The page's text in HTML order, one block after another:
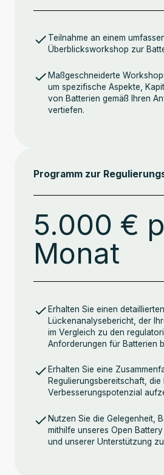
Teilnahme an einem
Überblicksworkshop zur
Maßgeschneiderte
um spezifische Aspekte,
von Batterien gemäß Ihren
vertiefen.
Programm zur
5.000 €
Monat
Erhalten Sie einen detaillierten
Lückenanalysebericht, der
im Vergleich zu den
Anforderungen für Batterien
Erhalten Sie eine
Regulierungsbereitschaft, die
Verbesserungspotenzial
Nutzen Sie die Gelegenheit,
mithilfe unseres Open
und unserer Unterstützung